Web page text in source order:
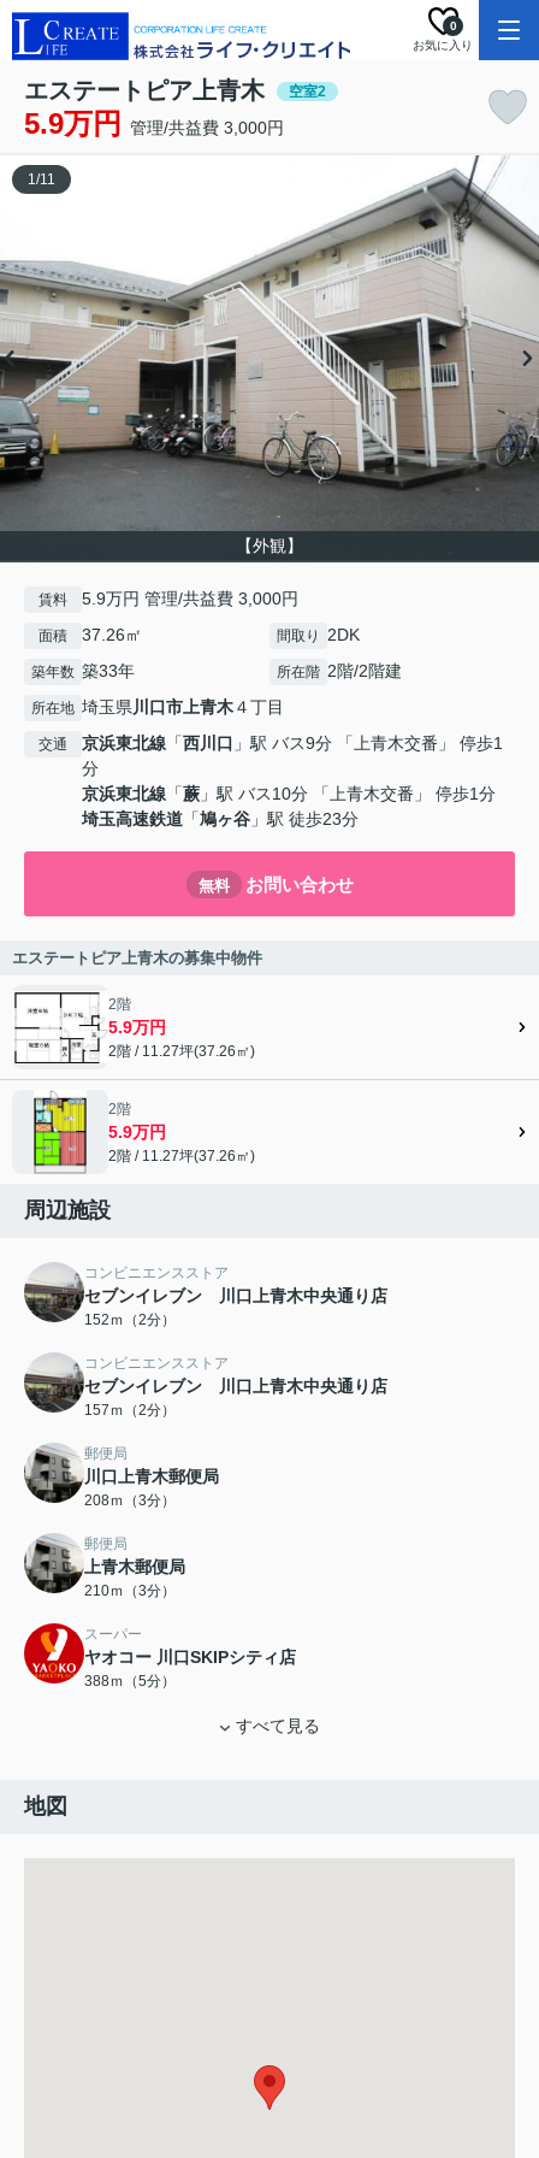
お気に入り
0
エステートピア上青木 空室2
5.9万円 管理/共益費 3,000円
【外観】
1/11
賃料 5.9万円 管理/共益費 3,000円
面積 37.26㎡ 間取り 2DK
築年数 築33年 所在階 2階/2階建
所在地 埼玉県川口市上青木４丁目
交通 京浜東北線 「西川口 」駅 バス9分 「上青木交番」 停歩1
分
京浜東北線 「蕨 」駅 バス10分 「上青木交番」 停歩1分
埼玉高速鉄道 「鳩ヶ谷 」駅 徒歩23分
無料 お問い合わせ
エステートピア上青木の募集中物件
2階
5.9万円
2階 / 11.27坪(37.26㎡)
2階
5.9万円
2階 / 11.27坪(37.26㎡)
周辺施設
コンビニエンスストア
セブンイレブン 川口上青木中央通り店
152ｍ（2分）
コンビニエンスストア
セブンイレブン 川口上青木中央通り店
157ｍ（2分）
郵便局
川口上青木郵便局
208ｍ（3分）
郵便局
上青木郵便局
210ｍ（3分）
スーパー
ヤオコー 川口SKIPシティ店
388ｍ（5分）
すべて見る
地図